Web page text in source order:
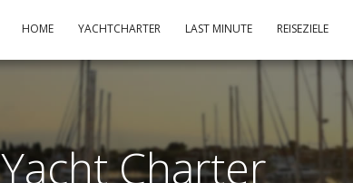
HOME YACHTCHARTER LAST MINUTE REISEZIELE
Yacht Charter